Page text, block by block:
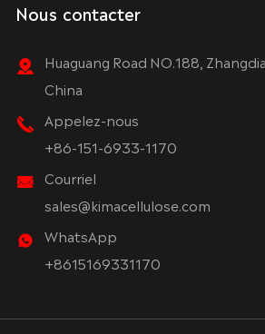
Nous contacter
Huaguang Road NO.188,
China
Appelez-nous
+86-151-6933-1170
Courriel
sales@kimacellulose.com
WhatsApp
+8615169331170